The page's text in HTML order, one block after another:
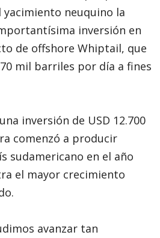
neuquino la
inversión en
de offshore Whiptail, que
mil barriles por día a fines
inversión de USD 12.700
comenzó a producir
sudamericano en el año
el mayor crecimiento
avanzar tan